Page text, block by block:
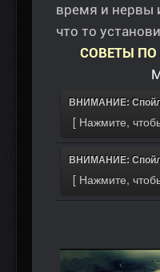
время и нервы
что то
СОВЕТЫ
ВНИМАНИЕ:
ВНИМАНИЕ: